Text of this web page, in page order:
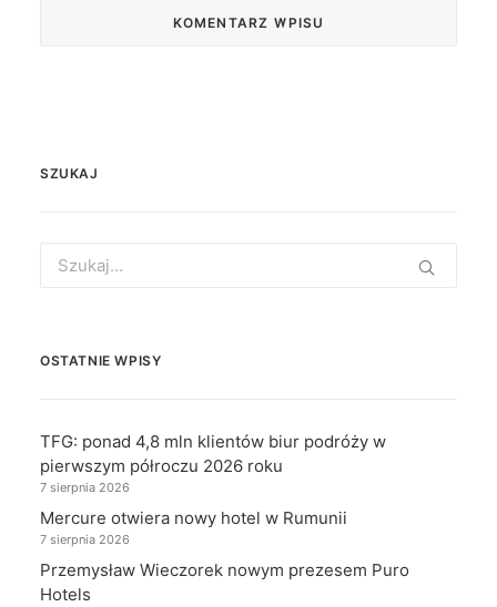
SZUKAJ
for:
OSTATNIE WPISY
TFG: ponad 4,8 mln klientów biur podróży w
pierwszym półroczu 2026 roku
7 sierpnia 2026
Mercure otwiera nowy hotel w Rumunii
7 sierpnia 2026
Przemysław Wieczorek nowym prezesem Puro
Hotels